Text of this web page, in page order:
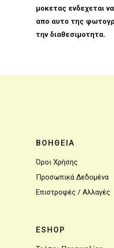
μοκετας ενδεχεται
απο αυτο της
την διαθεσιμοτητα.
ΒΟΗΘΕΙΑ
Όροι Χρήσης
Προσωπικά Δεδομένα
Επιστροφές / Αλλαγές
ESHOP